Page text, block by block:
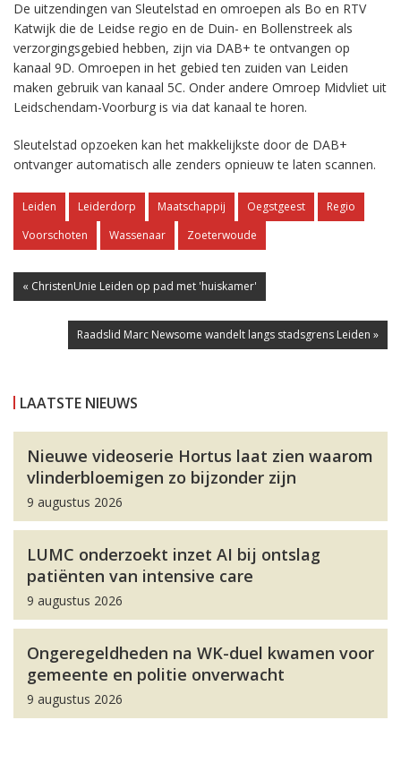
De uitzendingen van Sleutelstad en omroepen als Bo en RTV
Katwijk die de Leidse regio en de Duin- en Bollenstreek als
verzorgingsgebied hebben, zijn via DAB+ te ontvangen op
kanaal 9D. Omroepen in het gebied ten zuiden van Leiden
maken gebruik van kanaal 5C. Onder andere Omroep Midvliet uit
Leidschendam-Voorburg is via dat kanaal te horen.
Sleutelstad opzoeken kan het makkelijkste door de DAB+
ontvanger automatisch alle zenders opnieuw te laten scannen.
Leiden Leiderdorp Maatschappij Oegstgeest
Regio
Voorschoten
Wassenaar Zoeterwoude
« ChristenUnie Leiden op pad met 'huiskamer'
Raadslid Marc Newsome wandelt langs stadsgrens Leiden »
LAATSTE NIEUWS
Nieuwe videoserie Hortus laat zien waarom
vlinderbloemigen zo bijzonder zijn
9 augustus 2026
LUMC onderzoekt inzet AI bij ontslag
patiënten van intensive care
9 augustus 2026
Ongeregeldheden na WK-duel kwamen voor
gemeente en politie onverwacht
9 augustus 2026